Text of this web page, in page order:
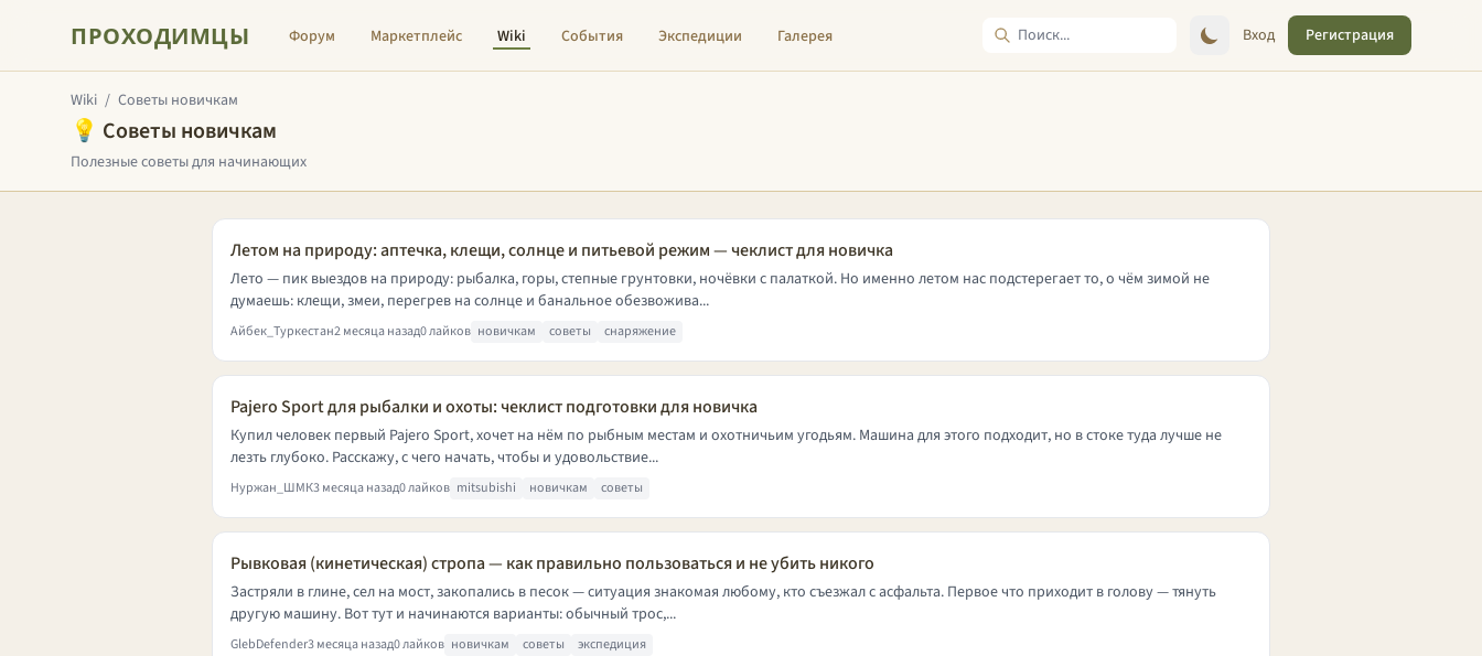
ПРОХОДИМЦЫ Форум Маркетплейс Wiki События Экспедиции Галерея Вход Регистрация
Wiki / Советы новичкам
💡 Советы новичкам
Полезные советы для начинающих
Летом на природу: аптечка, клещи, солнце и питьевой режим — чеклист для новичка
Лето — пик выездов на природу: рыбалка, горы, степные грунтовки, ночёвки с палаткой. Но именно летом нас подстерегает то, о чём зимой не
думаешь: клещи, змеи, перегрев на солнце и банальное обезвожива...
Айбек_Туркестан2 месяца назад0 лайков новичкам советы снаряжение
Pajero Sport для рыбалки и охоты: чеклист подготовки для новичка
Купил человек первый Pajero Sport, хочет на нём по рыбным местам и охотничьим угодьям. Машина для этого подходит, но в стоке туда лучше не
лезть глубоко. Расскажу, с чего начать, чтобы и удовольствие...
Нуржан_ШМК3 месяца назад0 лайков mitsubishi новичкам советы
Рывковая (кинетическая) стропа — как правильно пользоваться и не убить никого
Застряли в глине, сел на мост, закопались в песок — ситуация знакомая любому, кто съезжал с асфальта. Первое что приходит в голову — тянуть
другую машину. Вот тут и начинаются варианты: обычный трос,...
GlebDefender3 месяца назад0 лайков новичкам советы экспедиция